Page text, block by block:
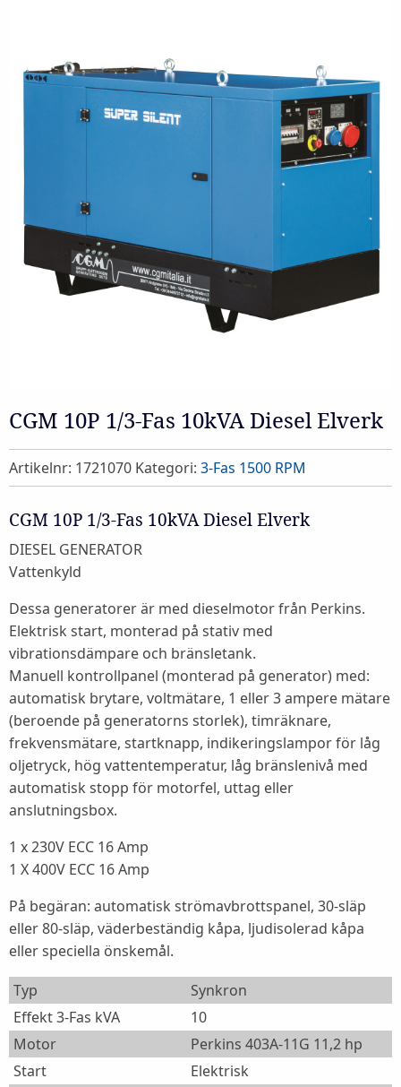
CGM 10P 1/3-Fas 10kVA Diesel Elverk
Artikelnr: 1721070 Kategori: 3-Fas 1500 RPM
CGM 10P 1/3-Fas 10kVA Diesel Elverk
DIESEL GENERATOR
Vattenkyld
Dessa generatorer är med dieselmotor från Perkins.
Elektrisk start, monterad på stativ med
vibrationsdämpare och bränsletank.
Manuell kontrollpanel (monterad på generator) med:
automatisk brytare, voltmätare, 1 eller 3 ampere mätare
(beroende på generatorns storlek), timräknare,
frekvensmätare, startknapp, indikeringslampor för låg
oljetryck, hög vattentemperatur, låg bränslenivå med
automatisk stopp för motorfel, uttag eller
anslutningsbox.
1 x 230V ECC 16 Amp
1 X 400V ECC 16 Amp
På begäran: automatisk strömavbrottspanel, 30-släp
eller 80-släp, väderbeständig kåpa, ljudisolerad kåpa
eller speciella önskemål.
Typ
Synkron
Effekt 3-Fas kVA
10
Motor
Perkins 403A-11G 11,2 hp
Start
Elektrisk